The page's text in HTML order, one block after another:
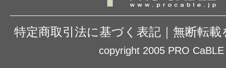
特定商取引法に基づく表記 無断転載
copyright 2005 PRO CaBLE